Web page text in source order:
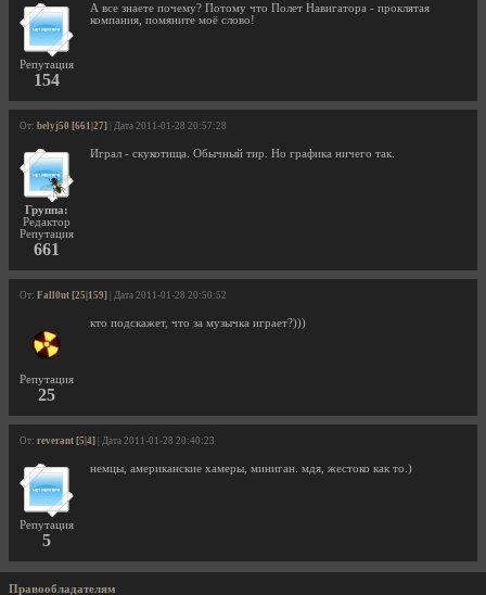
Репутация
154
А все знаете почему? Потому что Полет Навигатора - проклятая
компания, помяните моё слово!
От: belyj50 [661|27] | Дата 2011-01-28 20:57:28
Группа:
Редактор
Репутация
661
Играл - скукотища. Обычный тир. Но графика ничего так.
От: Fall0ut [25|159] | Дата 2011-01-28 20:50:52
Репутация
25
кто подскажет, что за музычка играет?)))
От: reverant [5|4] | Дата 2011-01-28 20:40:23
Репутация
5
немцы, американские хамеры, миниган. мдя, жестоко как то.)
Правообладателям